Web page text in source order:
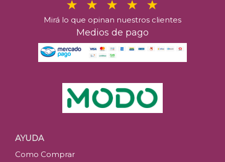
Mirá lo que opinan nuestros clientes
Medios de pago
AYUDA
Como Comprar